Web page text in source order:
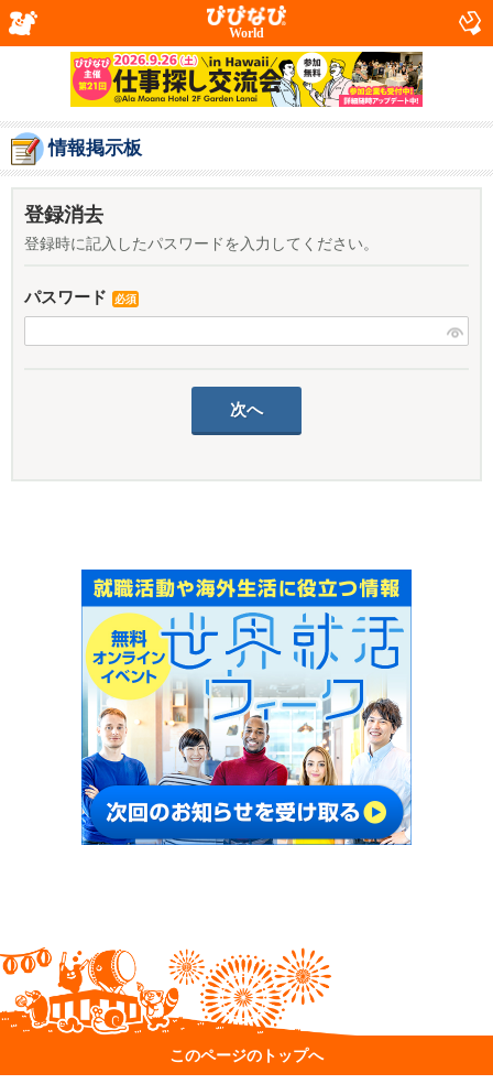
World
情報掲示板
登録消去
登録時に記入したパスワードを入力してください。
パスワード 必須
このページのトップへ